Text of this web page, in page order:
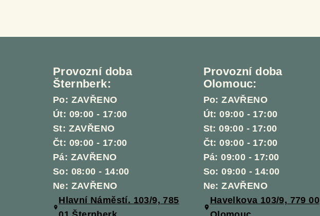
Provozní doba
Šternberk:
Po: ZAVŘENO
Út: 09:00 - 17:00
St: ZAVŘENO
Čt: 09:00 - 17:00
Pá: ZAVŘENO
So: 08:00 - 14:00
Ne: ZAVŘENO
Hlavní Náměstí. 103/9, 785
Provozní doba
Olomouc:
Po: ZAVŘENO
Út: 09:00 - 17:00
St: 09:00 - 17:00
Čt: 09:00 - 17:00
Pá: 09:00 - 17:00
So: 09:00 - 14:00
Ne: ZAVŘENO
Havelkova 103/9, 779 00